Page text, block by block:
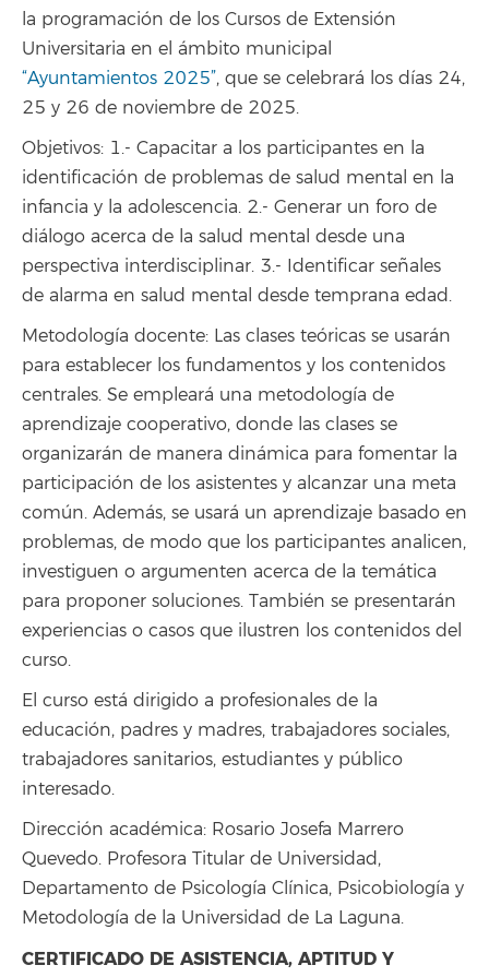
la programación de los Cursos de Extensión
Universitaria en el ámbito municipal
“Ayuntamientos 2025”, que se celebrará los días 24,
25 y 26 de noviembre de 2025.
Objetivos: 1.- Capacitar a los participantes en la
identificación de problemas de salud mental en la
infancia y la adolescencia. 2.- Generar un foro de
diálogo acerca de la salud mental desde una
perspectiva interdisciplinar. 3.- Identificar señales
de alarma en salud mental desde temprana edad.
Metodología docente: Las clases teóricas se usarán
para establecer los fundamentos y los contenidos
centrales. Se empleará una metodología de
aprendizaje cooperativo, donde las clases se
organizarán de manera dinámica para fomentar la
participación de los asistentes y alcanzar una meta
común. Además, se usará un aprendizaje basado en
problemas, de modo que los participantes analicen,
investiguen o argumenten acerca de la temática
para proponer soluciones. También se presentarán
experiencias o casos que ilustren los contenidos del
curso.
El curso está dirigido a profesionales de la
educación, padres y madres, trabajadores sociales,
trabajadores sanitarios, estudiantes y público
interesado.
Dirección académica: Rosario Josefa Marrero
Quevedo. Profesora Titular de Universidad,
Departamento de Psicología Clínica, Psicobiología y
Metodología de la Universidad de La Laguna.
CERTIFICADO DE ASISTENCIA, APTITUD Y